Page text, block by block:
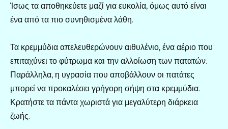
Ίσως τα αποθηκεύετε μαζί για ευκολία, όμως αυτό είναι
ένα από τα πιο συνηθισμένα λάθη.
Τα κρεμμύδια απελευθερώνουν αιθυλένιο, ένα αέριο που
επιταχύνει το φύτρωμα και την αλλοίωση των πατατών.
Παράλληλα, η υγρασία που αποβάλλουν οι πατάτες
μπορεί να προκαλέσει γρήγορη σήψη στα κρεμμύδια.
Κρατήστε τα πάντα χωριστά για μεγαλύτερη διάρκεια
ζωής.